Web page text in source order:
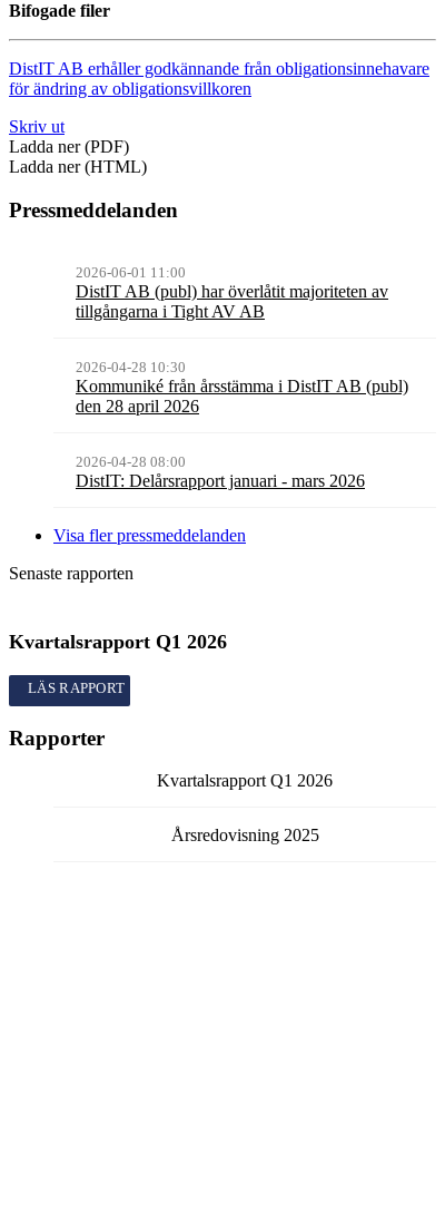
Bifogade filer
DistIT AB erhåller godkännande från obligationsinnehavare
för ändring av obligationsvillkoren
Skriv ut
Ladda ner (PDF)
Ladda ner (HTML)
Pressmeddelanden
2026-06-01 11:00
DistIT AB (publ) har överlåtit majoriteten av
tillgångarna i Tight AV AB
2026-04-28 10:30
Kommuniké från årsstämma i DistIT AB (publ)
den 28 april 2026
2026-04-28 08:00
DistIT: Delårsrapport januari - mars 2026
Visa fler pressmeddelanden
Senaste rapporten
Kvartalsrapport Q1 2026
Kvartalsrapport
Rapporter
Kvartalsrapport Q1 2026
Årsredovisning 2025